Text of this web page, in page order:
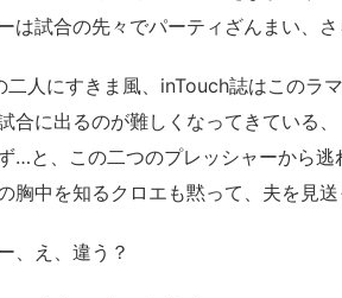
は試合の先々でパーティざんまい、
二人にすきま風、inTouch誌はこのラ
合に出るのが難しくなってきている
…と、この二つのプレッシャーから
胸中を知るクロエも黙って、夫を見送
、え、違う？